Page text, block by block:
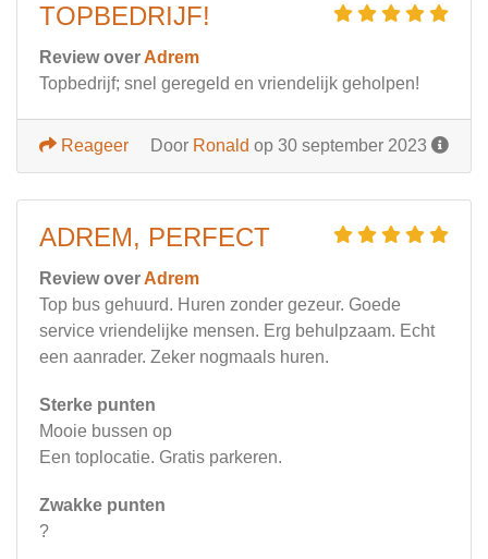
TOPBEDRIJF!
Review over Adrem
Topbedrijf; snel geregeld en vriendelijk geholpen!
Door Ronald op 30 september 2023
Reageer
ADREM, PERFECT
Review over Adrem
Top bus gehuurd. Huren zonder gezeur. Goede
service vriendelijke mensen. Erg behulpzaam. Echt
een aanrader. Zeker nogmaals huren.
Sterke punten
Mooie bussen op
Een toplocatie. Gratis parkeren.
Zwakke punten
?